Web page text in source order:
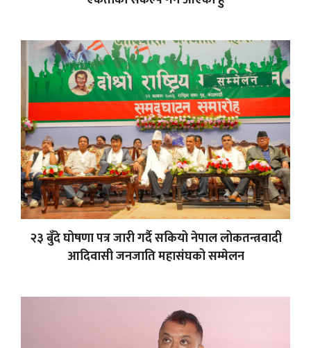
२३ बुँदे घोषणा पत्र जारी गर्दै सकियो नेपाल लोकतन्त्रवादी
आदिवासी जनजाति महासंघको सम्मेलन